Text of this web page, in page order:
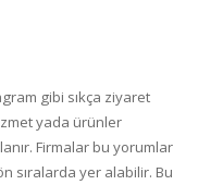
gibi sıkça ziyaret
yada ürünler
Firmalar bu yorumlar
sıralarda yer alabilir. Bu